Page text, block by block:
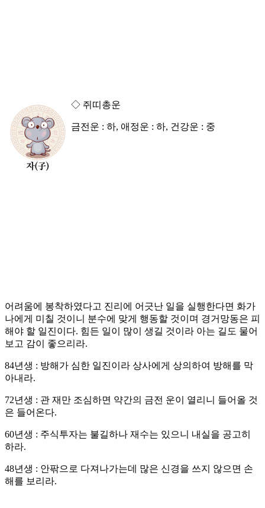
◇ 쥐띠총운
금전운 : 하, 애정운 : 하, 건강운 : 중
어려움에 봉착하였다고 진리에 어긋난 일을 실행한다면 화가
나에게 미칠 것이니 분수에 맞게 행동할 것이며 경거망동은 피
해야 할 일진이다. 힘든 일이 많이 생길 것이라 아는 길도 물어
보고 감이 좋으리라.
84년생 : 방해가 심한 일진이라 상사에게 상의하여 방해를 막
아내라.
72년생 : 관 재만 조심하면 약간의 금전 운이 열리니 들어올 것
은 들어온다.
60년생 : 주식투자는 불길하나 재수는 있으니 내실을 공고히
하라.
48년생 : 안팎으로 다져나가는데 많은 신경을 쓰지 않으면 손
해를 보리라.